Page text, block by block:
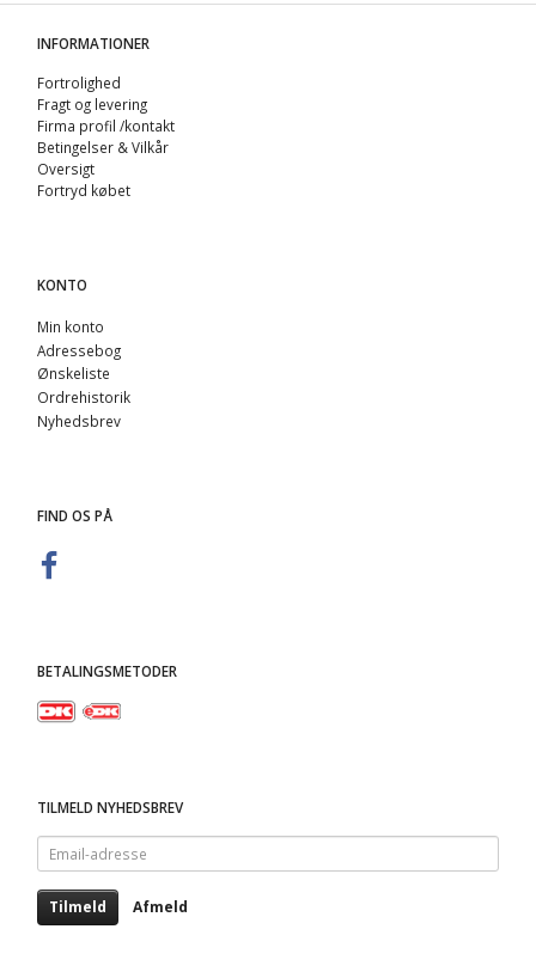
INFORMATIONER
Fortrolighed
Fragt og levering
Firma profil /kontakt
Betingelser & Vilkår
Oversigt
Fortryd købet
KONTO
Min konto
Adressebog
Ønskeliste
Ordrehistorik
Nyhedsbrev
FIND OS PÅ
BETALINGSMETODER
TILMELD NYHEDSBREV
Email-
adresse
Tilmeld Afmeld